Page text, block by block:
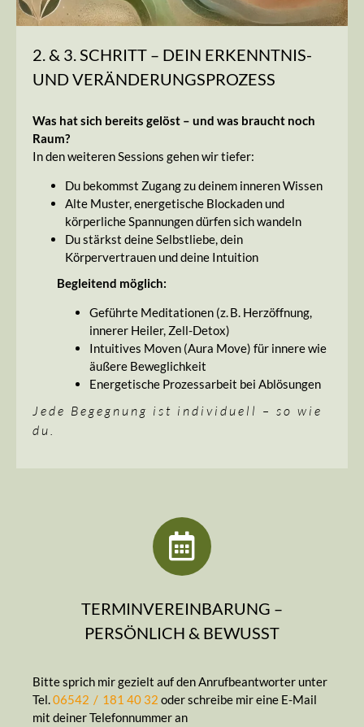
2. & 3. SCHRITT – DEIN ERKENNTNIS-
UND VERÄNDERUNGSPROZESS
Was hat sich bereits gelöst – und was braucht noch
Raum?
In den weiteren Sessions gehen wir tiefer:
Du bekommst Zugang zu deinem inneren Wissen
Alte Muster, energetische Blockaden und
körperliche Spannungen dürfen sich wandeln
Du stärkst deine Selbstliebe, dein
Körpervertrauen und deine Intuition
Begleitend möglich:
Geführte Meditationen (z. B. Herzöffnung,
innerer Heiler, Zell-Detox)
Intuitives Moven (Aura Move) für innere wie
äußere Beweglichkeit
Energetische Prozessarbeit bei Ablösungen
Jede Begegnung ist individuell – so wie
du.
TERMINVEREINBARUNG –
PERSÖNLICH & BEWUSST
Bitte sprich mir gezielt auf den Anrufbeantworter unter
Tel.06542 / 181 40 32 oder schreibe mir eine E-Mail
mit deiner Telefonnummer an